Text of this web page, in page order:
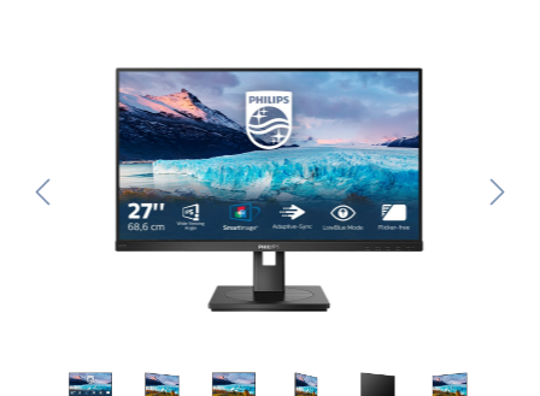
Bildergalerie überspringen